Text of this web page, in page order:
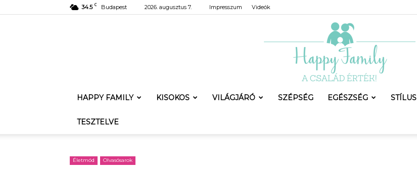
34.5 C Budapest 2026. augusztus 7. Impresszum Videók
HAPPY FAMILY KISOKOS VILÁGJÁRÓ SZÉPSÉG EGÉSZSÉG STÍLUS
TESZTELVE
Életmód Olvasósarok